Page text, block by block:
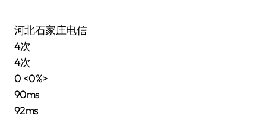
河北石家庄电信
4次
4次
0 <0%>
90ms
92ms